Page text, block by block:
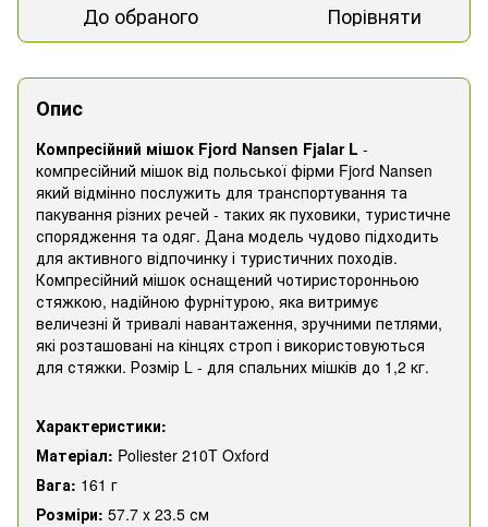
До обраного Порівняти
Опис
Компресійний мішок Fjord Nansen Fjalar L -
компресійний мішок від польської фірми Fjord Nansen
який відмінно послужить для транспортування та
пакування різних речей - таких як пуховики, туристичне
спорядження та одяг. Дана модель чудово підходить
для активного відпочинку і туристичних походів.
Компресійний мішок оснащений чотиристоронньою
стяжкою, надійною фурнітурою, яка витримує
величезні й тривалі навантаження, зручними петлями,
які розташовані на кінцях строп і використовуються
для стяжки. Розмір L - для спальних мішків до 1,2 кг.
Характеристики:
Матеріал: Poliester 210T Oxford
Вага: 161 г
Розміри: 57.7 x 23.5 см